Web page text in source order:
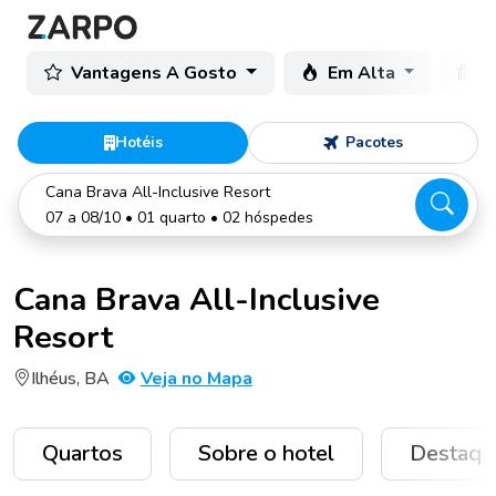
Vantagens A Gosto Em Alta
Hotéis Pacotes
Cana Brava All-Inclusive Resort
07 a 08/10 • 01 quarto • 02 hóspedes
Cana Brava All-Inclusive
Resort
Ilhéus, BA Veja no Mapa
Quartos Sobre o hotel